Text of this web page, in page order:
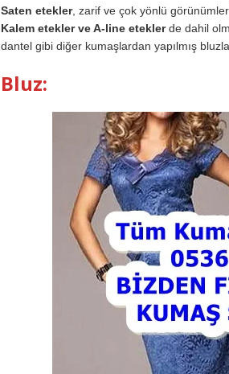
Saten etekler, zarif ve çok yönlü
Kalem etekler ve A-line eteklerde dahil
dantel gibi diğer kumaşlardan yapılmış
Bluz: